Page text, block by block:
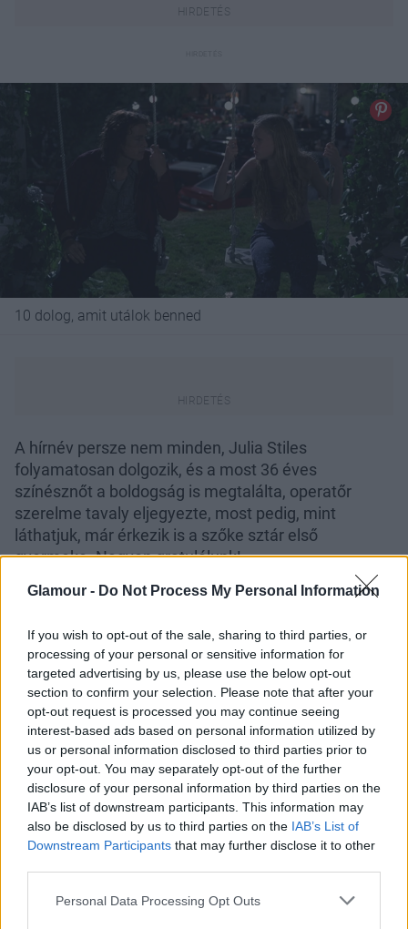
Glamour - Do Not Process My Personal Information
If you wish to opt-out of the sale, sharing to third parties, or
processing of your personal or sensitive information for
targeted advertising by us, please use the below opt-out
section to confirm your selection. Please note that after your
opt-out request is processed you may continue seeing
interest-based ads based on personal information utilized by
us or personal information disclosed to third parties prior to
your opt-out. You may separately opt-out of the further
disclosure of your personal information by third parties on the
IAB’s list of downstream participants. This information may
also be disclosed by us to third parties on the IAB’s List of
Downstream Participants that may further disclose it to other
Please note that this website/app uses one or more Google
Personal Data Processing Opt Outs
10 dolog, amit utálok benned
A hírnév persze nem minden, Julia Stiles
folyamatosan dolgozik, és a most 36 éves
színésznőt a boldogság is megtalálta, operatőr
szerelme tavaly eljegyezte, most pedig, mint
láthatjuk, már érkezik is a szőke sztár első
gyermeke. Nagyon gratulálunk!